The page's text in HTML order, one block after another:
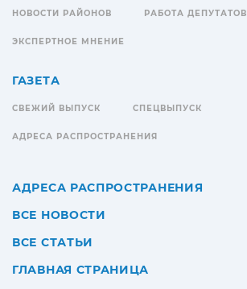
НОВОСТИ РАЙОНОВ РАБОТА ДЕПУТАТОВ
ЭКСПЕРТНОЕ МНЕНИЕ
ГАЗЕТА
СВЕЖИЙ ВЫПУСК СПЕЦВЫПУСК
АДРЕСА РАСПРОСТРАНЕНИЯ
АДРЕСА РАСПРОСТРАНЕНИЯ
ВСЕ НОВОСТИ
ВСЕ СТАТЬИ
ГЛАВНАЯ СТРАНИЦА